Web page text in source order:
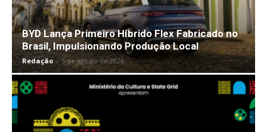
BYD Lança Primeiro Híbrido Flex Fabricado no
Brasil, Impulsionando Produção Local
Redação - 5 de agosto de 2026